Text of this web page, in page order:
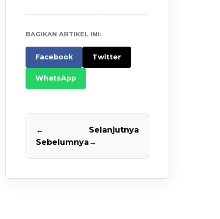
BAGIKAN ARTIKEL INI:
Facebook Twitter
WhatsApp
←
Sebelumnya
Selanjutnya
→